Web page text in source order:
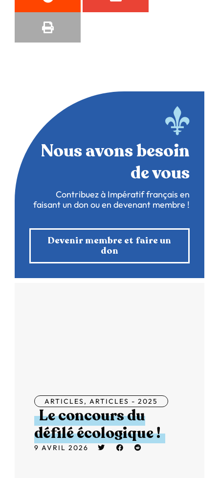
Nous avons besoin
de vous
Contribuez à Impératif français en
faisant un don ou en devenant membre !
Devenir membre et faire un
don
ARTICLES, ARTICLES - 2025
Le concours du
défilé écologique !
9 AVRIL 2026